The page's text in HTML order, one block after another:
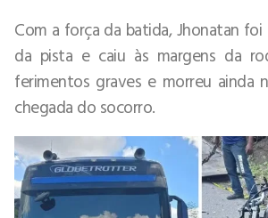
Com a força da batida, Jhonatan foi
da pista e caiu às margens da
ferimentos graves e morreu ainda
chegada do socorro.